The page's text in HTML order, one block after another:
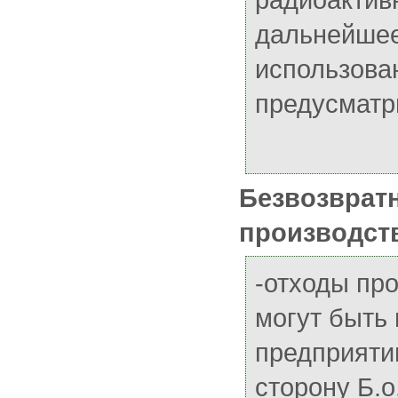
-отходы
могут
сторону